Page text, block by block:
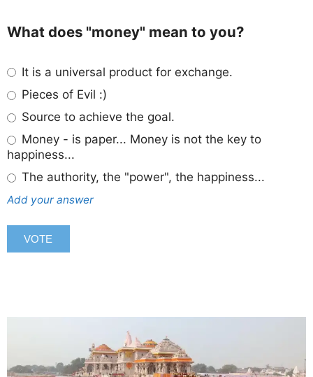
What does "money" mean to you?
It is a universal product for exchange.
Pieces of Evil :)
Source to achieve the goal.
Money - is paper... Money is not the key to
happiness...
The authority, the "power", the happiness...
Add your answer